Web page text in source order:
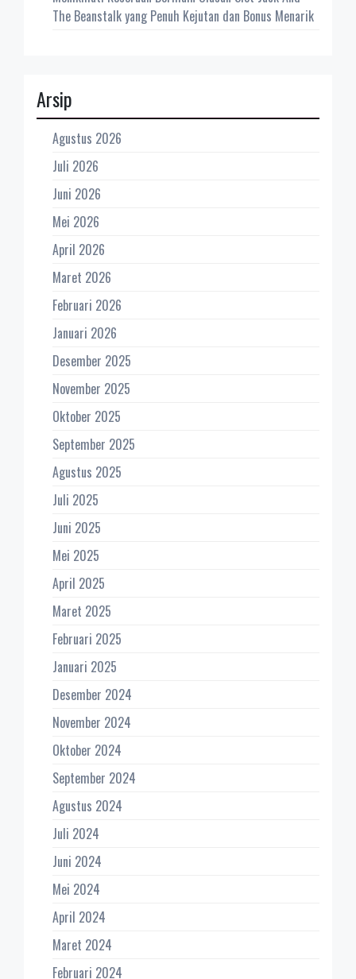
The Beanstalk yang Penuh Kejutan dan Bonus Menarik
Arsip
Agustus 2026
Juli 2026
Juni 2026
Mei 2026
April 2026
Maret 2026
Februari 2026
Januari 2026
Desember 2025
November 2025
Oktober 2025
September 2025
Agustus 2025
Juli 2025
Juni 2025
Mei 2025
April 2025
Maret 2025
Februari 2025
Januari 2025
Desember 2024
November 2024
Oktober 2024
September 2024
Agustus 2024
Juli 2024
Juni 2024
Mei 2024
April 2024
Maret 2024
Februari 2024